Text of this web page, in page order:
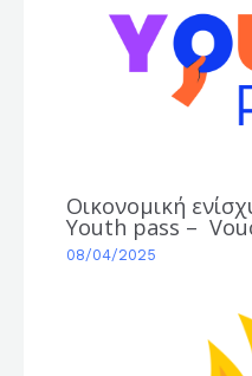
Οικονομική
Youth pass –
08/04/2025